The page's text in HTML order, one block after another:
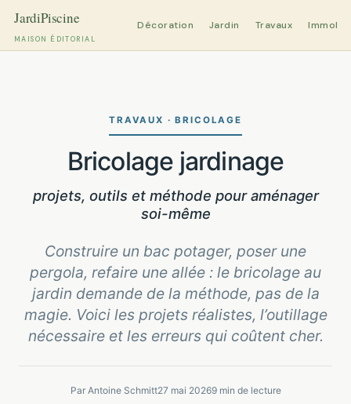
MAISON ÉDITORIAL
Décoration Jardin Travaux
TRAVAUX · BRICOLAGE
Bricolage jardinage
projets, outils et méthode pour aménager
soi-même
Construire un bac potager, poser une
pergola, refaire une allée : le bricolage au
jardin demande de la méthode, pas de la
magie. Voici les projets réalistes, l’outillage
nécessaire et les erreurs qui coûtent cher.
Par Antoine Schmitt27 mai 20269 min de lecture